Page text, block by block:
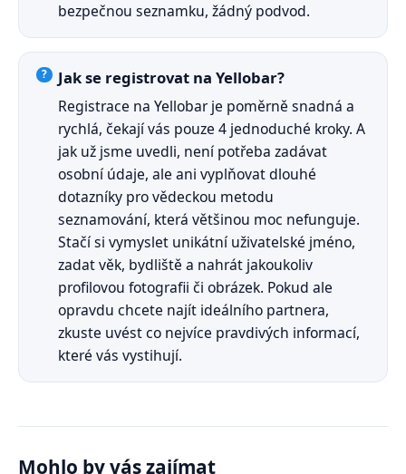
bezpečnou seznamku, žádný podvod.
Jak se registrovat na Yellobar?
Registrace na Yellobar je poměrně snadná a
rychlá, čekají vás pouze 4 jednoduché kroky. A
jak už jsme uvedli, není potřeba zadávat
osobní údaje, ale ani vyplňovat dlouhé
dotazníky pro vědeckou metodu
seznamování, která většinou moc nefunguje.
Stačí si vymyslet unikátní uživatelské jméno,
zadat věk, bydliště a nahrát jakoukoliv
profilovou fotografii či obrázek. Pokud ale
opravdu chcete najít ideálního partnera,
zkuste uvést co nejvíce pravdivých informací,
které vás vystihují.
Mohlo by vás zajímat